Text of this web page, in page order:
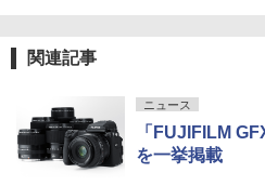
関連記事
ニュース
「FUJIFILM
を一挙掲載